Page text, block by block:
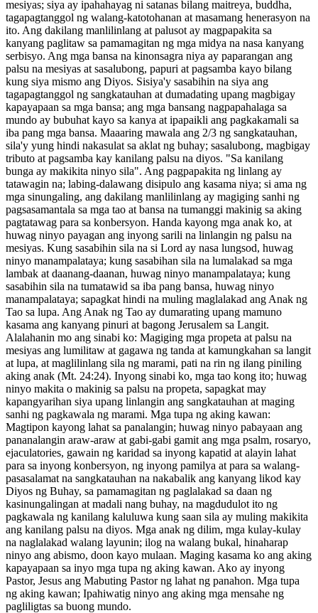
mesiyas; siya ay ipahahayag ni satanas bilang maitreya, buddha,
tagapagtanggol ng walang-katotohanan at masamang henerasyon na
ito. Ang dakilang manlilinlang at palusot ay magpapakita sa
kanyang paglitaw sa pamamagitan ng mga midya na nasa kanyang
serbisyo. Ang mga bansa na kinonsagra niya ay paparangan ang
palsu na mesiyas at sasalubong, papuri at pagsamba kayo bilang
kung siya mismo ang Diyos. Sisiya'y sasabihin na siya ang
tagapagtanggol ng sangkatauhan at dumadating upang magbigay
kapayapaan sa mga bansa; ang mga bansang nagpapahalaga sa
mundo ay bubuhat kayo sa kanya at ipapaikli ang pagkakamali sa
iba pang mga bansa. Maaaring mawala ang 2/3 ng sangkatauhan,
sila'y yung hindi nakasulat sa aklat ng buhay; sasalubong, magbigay
tributo at pagsamba kay kanilang palsu na diyos. "Sa kanilang
bunga ay makikita ninyo sila". Ang pagpapakita ng linlang ay
tatawagin na; labing-dalawang disipulo ang kasama niya; si ama ng
mga sinungaling, ang dakilang manlilinlang ay magiging sanhi ng
pagsasamantala sa mga tao at bansa na tumanggi makinig sa aking
pagtatawag para sa konbersyon. Handa kayong mga anak ko, at
huwag ninyo payagan ang inyong sarili na linlangin ng palsu na
mesiyas. Kung sasabihin sila na si Lord ay nasa lungsod, huwag
ninyo manampalataya; kung sasabihan sila na lumalakad sa mga
lambak at daanang-daanan, huwag ninyo manampalataya; kung
sasabihin sila na tumatawid sa iba pang bansa, huwag ninyo
manampalataya; sapagkat hindi na muling maglalakad ang Anak ng
Tao sa lupa. Ang Anak ng Tao ay dumarating upang mamuno
kasama ang kanyang pinuri at bagong Jerusalem sa Langit.
Alalahanin mo ang sinabi ko: Magiging mga propeta at palsu na
mesiyas ang lumilitaw at gagawa ng tanda at kamungkahan sa langit
at lupa, at maglilinlang sila ng marami, pati na rin ng ilang piniling
aking anak (Mt. 24:24). Inyong sinabi ko, mga tao kong ito; huwag
ninyo makita o makinig sa palsu na propeta, sapagkat may
kapangyarihan siya upang linlangin ang sangkatauhan at maging
sanhi ng pagkawala ng marami. Mga tupa ng aking kawan:
Magtipon kayong lahat sa panalangin; huwag ninyo pabayaan ang
pananalangin araw-araw at gabi-gabi gamit ang mga psalm, rosaryo,
ejaculatories, gawain ng karidad sa inyong kapatid at alayin lahat
para sa inyong konbersyon, ng inyong pamilya at para sa walang-
pasasalamat na sangkatauhan na nakabalik ang kanyang likod kay
Diyos ng Buhay, sa pamamagitan ng paglalakad sa daan ng
kasinungalingan at madali nang buhay, na magdudulot ito ng
pagkawala ng kanilang kaluluwa kung saan sila ay muling makikita
ang kanilang palsu na diyos. Mga anak ng dilim, mga kulay-kulay
na naglalakad walang layunin; ilog na walang bukal, hinaharap
ninyo ang abismo, doon kayo mulaan. Maging kasama ko ang aking
kapayapaan sa inyo mga tupa ng aking kawan. Ako ay inyong
Pastor, Jesus ang Mabuting Pastor ng lahat ng panahon. Mga tupa
ng aking kawan; Ipahiwatig ninyo ang aking mga mensahe ng
pagliligtas sa buong mundo.